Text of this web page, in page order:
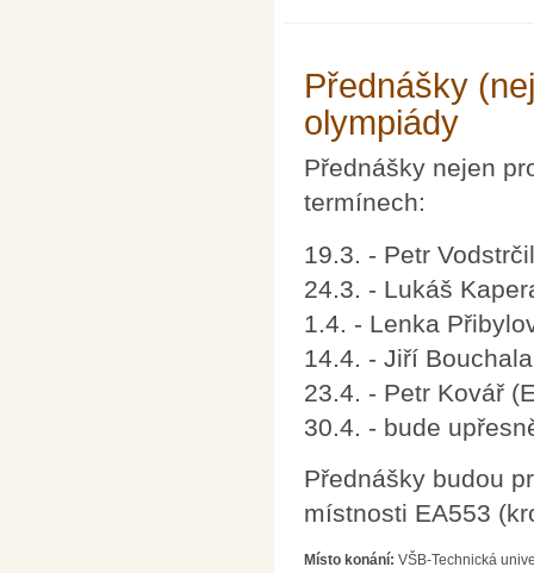
Přednášky
olympiády
Přednášky nejen
termínech:
19.3. - Petr
24.3. - Lukáš
1.4. - Lenka
14.4. - Jiří
23.4. - Petr Kovář
30.4. - bude
Přednášky budou
místnosti EA553
Místo konání: VŠB-Technická